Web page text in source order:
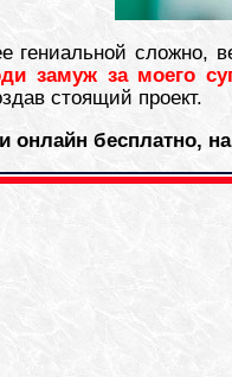
гениальной
замуж за моего
стоящий проект.
онлайн бесплатно, на